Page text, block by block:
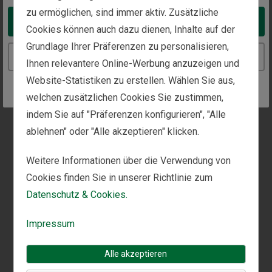
Take me to the United States website
Überlegungen für ein
massgeschneidertes
Anlageportfolio
Andere Vermögensverwalter stützen sich bei ihrem
Ansatz aufs Alter oder lassen Sie einen allgemeinen
Fragenkatalog ausfüllen, um eine optimale
Vermögensstruktur oder Anlagestrategie zu
einen umfassenden Ansatz. In einem Prozess, der
massgeschneiderte Anlageportfolios für Kunden zu
Bei der Ausarbeitung langfristiger Anlagestrategien
zu ermöglichen, sind immer aktiv. Zusätzliche
Cookies können auch dazu dienen, Inhalte auf der
Grundlage Ihrer Präferenzen zu personalisieren,
Ihnen relevantere Online-Werbung anzuzeigen und
Website-Statistiken zu erstellen. Wählen Sie aus,
welchen zusätzlichen Cookies Sie zustimmen,
indem Sie auf "Präferenzen konfigurieren", "Alle
ablehnen" oder "Alle akzeptieren" klicken.
Weitere Informationen über die Verwendung von
Cookies finden Sie in unserer Richtlinie zum
Datenschutz & Cookies.
Impressum
Alle akzeptieren